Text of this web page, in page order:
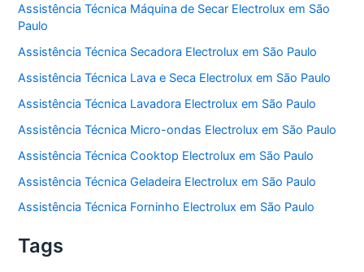
Assistência Técnica Máquina de Secar Electrolux em São
Paulo
Assistência Técnica Secadora Electrolux em São Paulo
Assistência Técnica Lava e Seca Electrolux em São Paulo
Assistência Técnica Lavadora Electrolux em São Paulo
Assistência Técnica Micro-ondas Electrolux em São Paulo
Assistência Técnica Cooktop Electrolux em São Paulo
Assistência Técnica Geladeira Electrolux em São Paulo
Assistência Técnica Forninho Electrolux em São Paulo
Tags